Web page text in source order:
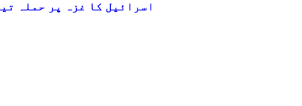
اسرائیل کا غزہ پر حملہ